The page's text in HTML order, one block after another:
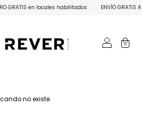
GRATIS en locales habilitados ENVÍO GRATIS
0
no existe.